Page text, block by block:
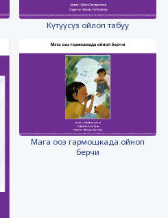
Күтүүсүз ойлоп табуу
Мага ооз гармошкада ойноп
берчи